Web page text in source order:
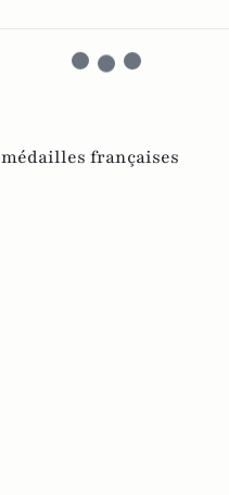
médailles françaises